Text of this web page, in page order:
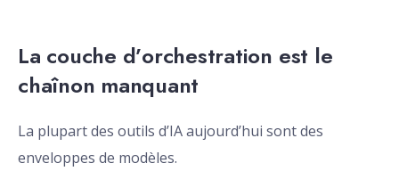
La couche d’orchestration est le
chaînon manquant
La plupart des outils d’IA aujourd’hui sont des
enveloppes de modèles.